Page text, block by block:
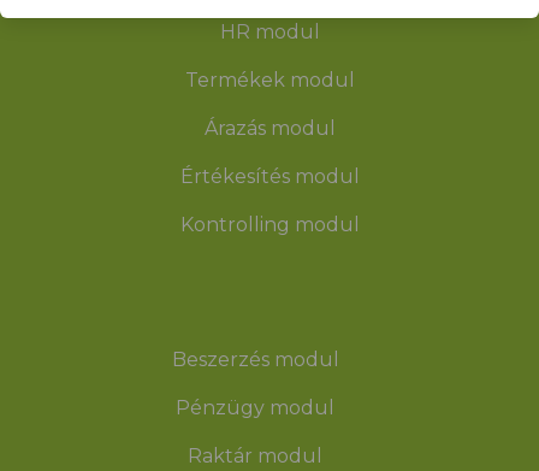
HR modul
Termékek modul
Árazás modul
Értékesítés modul
Kontrolling modul
Beszerzés modul
Pénzügy modul
Raktár modul